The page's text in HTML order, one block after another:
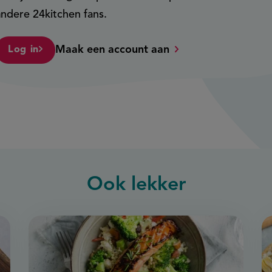
24kitchen fans.
Log in Maak een account aan
Ook lekker